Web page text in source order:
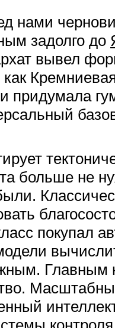
нами
задолго до
вывел
придумала
больше не
покупал
Главным